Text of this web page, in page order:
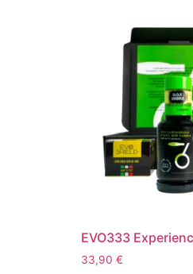
EVO333
33,90 €